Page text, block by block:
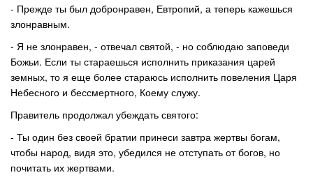
- Прежде ты был добронравен, Евтропий, а теперь кажешься
злонравным.
- Я не злонравен, - отвечал святой, - но соблюдаю заповеди
Божьи. Если ты стараешься исполнить приказания царей
земных, то я еще более стараюсь исполнить повеления Царя
Небесного и бессмертного, Коему служу.
Правитель продолжал убеждать святого:
- Ты один без своей братии принеси завтра жертвы богам,
чтобы народ, видя это, убедился не отступать от богов, но
почитать их жертвами.